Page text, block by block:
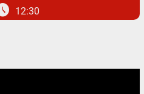
12:30